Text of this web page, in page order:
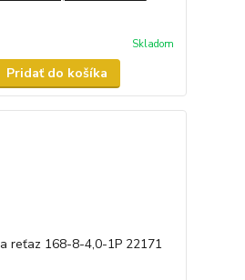
Skladom
Pridať do košíka